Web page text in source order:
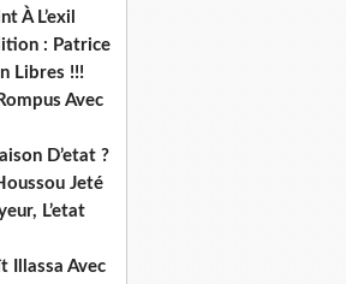
À L’exil
: Patrice
Libres !!!
Avec
D’etat ?
Jeté
L’etat
Illassa Avec